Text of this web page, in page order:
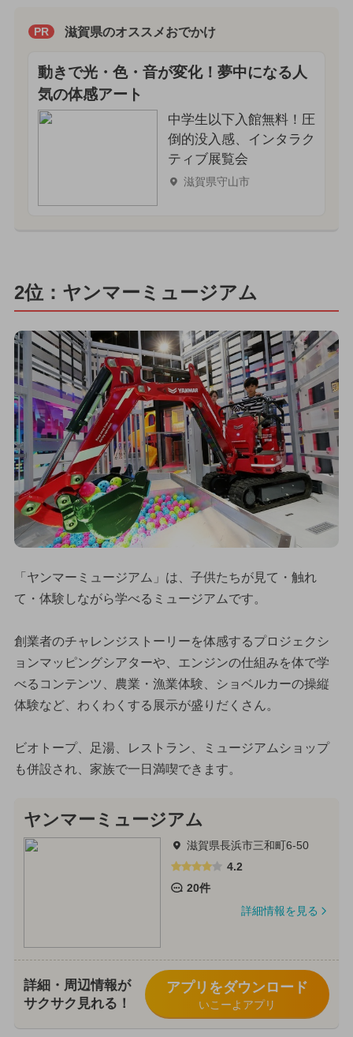
PR 滋賀県のオススメおでかけ
動きで光・色・音が変化！夢中になる人
気の体感アート
中学生以下入館無料！圧
倒的没入感、インタラク
ティブ展覧会
滋賀県守山市
2位：ヤンマーミュージアム
「ヤンマーミュージアム」は、子供たちが見て・触れ
て・体験しながら学べるミュージアムです。
創業者のチャレンジストーリーを体感するプロジェクシ
ョンマッピングシアターや、エンジンの仕組みを体で学
べるコンテンツ、農業・漁業体験、ショベルカーの操縦
体験など、わくわくする展示が盛りだくさん。
ビオトープ、足湯、レストラン、ミュージアムショップ
も併設され、家族で一日満喫できます。
ヤンマーミュージアム
滋賀県長浜市三和町6-50
4.2
20件
詳細情報を見る
詳細・周辺情報が
サクサク見れる！
アプリをダウンロード
いこーよアプリ